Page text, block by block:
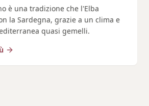
è una tradizione che l'Elba
la Sardegna, grazie a un clima e
quasi gemelli.